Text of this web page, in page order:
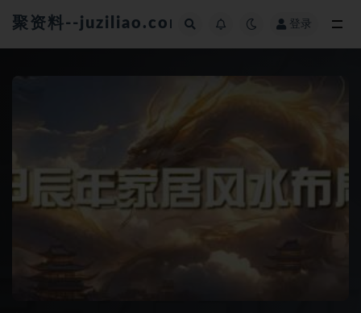
聚资料--juziliao.com--全网资料整合平台
登录